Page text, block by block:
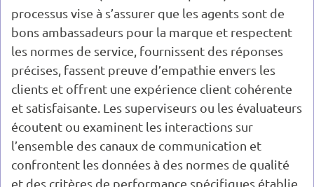
processus vise à s’assurer que les agents sont de
bons ambassadeurs pour la marque et respectent
les normes de service, fournissent des réponses
précises, fassent preuve d’empathie envers les
clients et offrent une expérience client cohérente
et satisfaisante. Les superviseurs ou les évaluateurs
écoutent ou examinent les interactions sur
l’ensemble des canaux de communication et
confrontent les données à des normes de qualité
et des critères de performance spécifiques établie